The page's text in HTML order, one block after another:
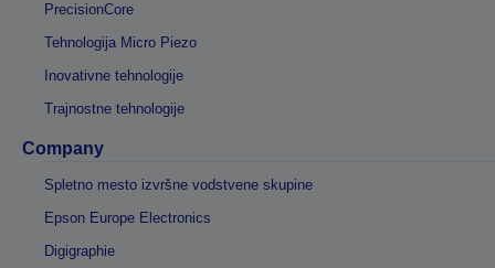
PrecisionCore
Tehnologija Micro Piezo
Inovativne tehnologije
Trajnostne tehnologije
Company
Spletno mesto izvršne vodstvene skupine
Epson Europe Electronics
Digigraphie